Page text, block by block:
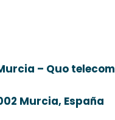
– Quo telecom
Murcia, España